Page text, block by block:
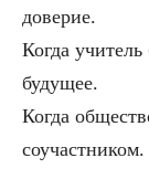
доверие.
Когда
будущее.
Когда
соучастником.